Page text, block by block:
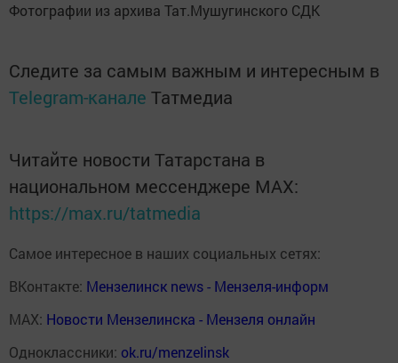
Фотографии из архива Тат.Мушугинского СДК
Следите за самым важным и интересным в
Telegram-канале Татмедиа
Читайте новости Татарстана в
национальном мессенджере MАХ:
https://max.ru/tatmedia
Самое интересное в наших социальных сетях:
ВКонтакте: Мензелинск news - Мензеля-информ
MAX: Новости Мензелинска - Мензеля онлайн
Одноклассники: ok.ru/menzelinsk